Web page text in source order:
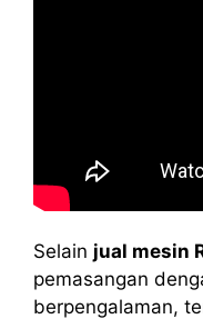
Selain jual mesin
pemasangan
berpengalaman,